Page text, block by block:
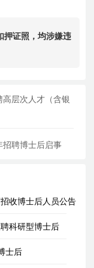
证照，均涉嫌违
层次人才（含银
聘博士后启事
收博士后人员公告
科研型博士后
士后